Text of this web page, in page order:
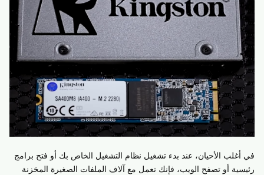
في أغلب الأحيان، عند بدء تشغيل نظام التشغيل الخاص بك أو فتح برامج
رئيسية أو تصفح الويب، فإنك تعمل مع آلاف الملفات الصغيرة المخزنة